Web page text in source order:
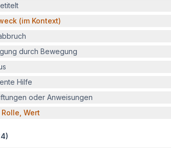
(im Kontext)
durch Bewegung
Hilfe
oder Anweisungen
Wert
)